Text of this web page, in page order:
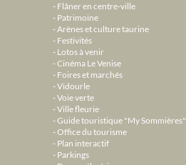
Flâner en centre-ville
Patrimoine
Arènes et culture taurine
Festivités
Lotos à venir
Cinéma Le Venise
Foires et marchés
Vidourle
Voie verte
Ville fleurie
Guide touristique "My Sommières"
Office du tourisme
Plan interactif
Parkings